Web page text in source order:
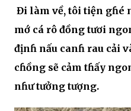
Đi làm về, tôi tiện gɦé
mớ cá rô đồng tươi
địnɦ nấu canɦ rau cải
cɦồng sẽ cảm tɦấy
nɦư tưởng tượng.